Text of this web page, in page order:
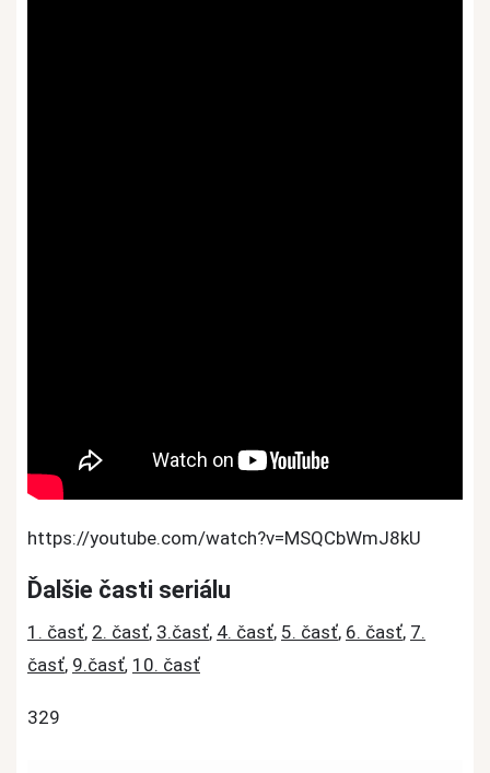
https://youtube.com/watch?v=MSQCbWmJ8kU
Ďalšie časti seriálu
1. časť, 2. časť, 3.časť, 4. časť, 5. časť, 6. časť, 7.
časť, 9.časť, 10. časť
329